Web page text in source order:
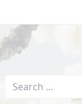
Search